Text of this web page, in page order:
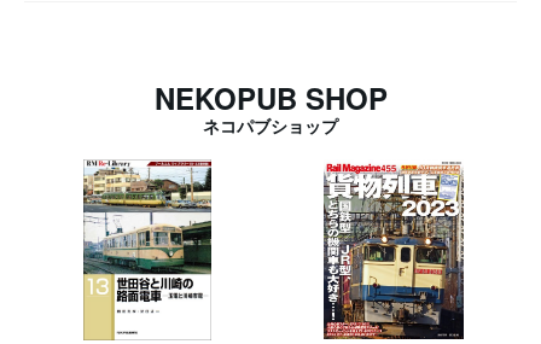
NEKOPUB SHOP
ネコパブショップ